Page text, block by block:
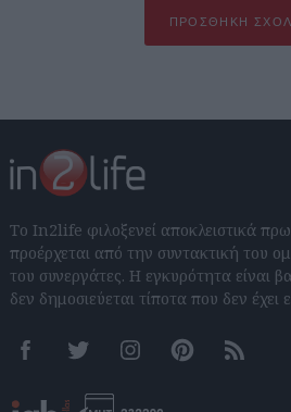
ΠΡΟΣΘΉΚΗ
Το In2life φιλοξενεί αποκλειστικά
προέρχεται από την συντακτική του
του συνεργάτες. Η εγκυρότητα είναι
δεν δημοσιεύεται τίποτα που δεν έχει
FacebookTwitter InstagramPinterestRSS feeds